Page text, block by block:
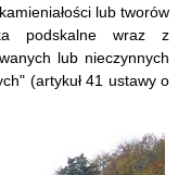
lub tworów
podskalne wraz z
lub nieczynnych
(artykuł 41 ustawy o